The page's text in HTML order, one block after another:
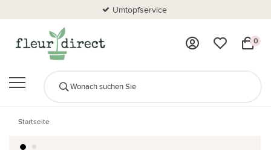
Umtopfservice
0
Startseite